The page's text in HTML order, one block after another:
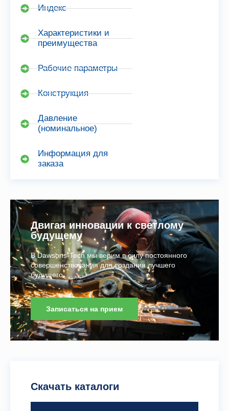
Индекс
Характеристики и
преимущества
Рабочие параметры
Конструкция
Давление
(номинальное)
Информация для
заказа
Двигая инновации к светлому
будущему
В Dawsons-Tech мы верим в силу постоянного
совершенствования для создания лучшего
будущего.
Записаться на прием
Скачать каталоги